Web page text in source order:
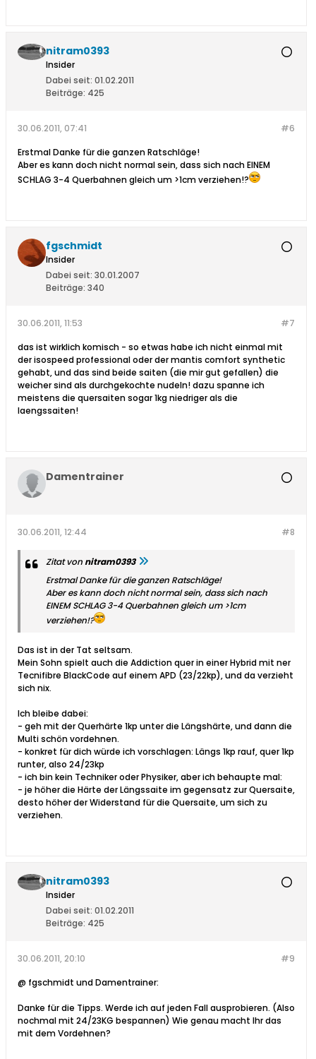
nitram0393
Insider
Dabei seit: 01.02.2011
Beiträge: 425
#6
30.06.2011, 07:41
Erstmal Danke für die ganzen Ratschläge!
Aber es kann doch nicht normal sein, dass sich nach EINEM
SCHLAG 3-4 Querbahnen gleich um >1cm verziehen!?
fgschmidt
Insider
Dabei seit: 30.01.2007
Beiträge: 340
#7
30.06.2011, 11:53
das ist wirklich komisch - so etwas habe ich nicht einmal mit
der isospeed professional oder der mantis comfort synthetic
gehabt, und das sind beide saiten (die mir gut gefallen) die
weicher sind als durchgekochte nudeln! dazu spanne ich
meistens die quersaiten sogar 1kg niedriger als die
laengssaiten!
Damentrainer
#8
30.06.2011, 12:44
Zitat vonnitram0393
Erstmal Danke für die ganzen Ratschläge!
Aber es kann doch nicht normal sein, dass sich nach
EINEM SCHLAG 3-4 Querbahnen gleich um >1cm
verziehen!?
Das ist in der Tat seltsam.
Mein Sohn spielt auch die Addiction quer in einer Hybrid mit ner
Tecnifibre BlackCode auf einem APD (23/22kp), und da verzieht
sich nix.
Ich bleibe dabei:
- geh mit der Querhärte 1kp unter die Längshärte, und dann die
Multi schön vordehnen.
- konkret für dich würde ich vorschlagen: Längs 1kp rauf, quer 1kp
runter, also 24/23kp
- ich bin kein Techniker oder Physiker, aber ich behaupte mal:
- je höher die Härte der Längssaite im gegensatz zur Quersaite,
desto höher der Widerstand für die Quersaite, um sich zu
verziehen.
nitram0393
Insider
Dabei seit: 01.02.2011
Beiträge: 425
#9
30.06.2011, 20:10
@ fgschmidt und Damentrainer:
Danke für die Tipps. Werde ich auf jeden Fall ausprobieren. (Also
nochmal mit 24/23KG bespannen) Wie genau macht Ihr das
mit dem Vordehnen?